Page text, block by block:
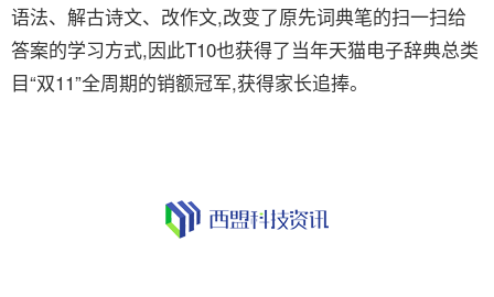
语法、解古诗文、改作文,改变了原先词典笔的扫一扫给
答案的学习方式,因此T10也获得了当年天猫电子辞典总类
目“双11”全周期的销额冠军,获得家长追捧。